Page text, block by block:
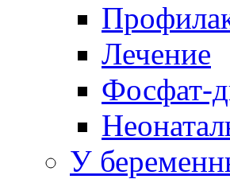
Лечение
Фосфат-
У